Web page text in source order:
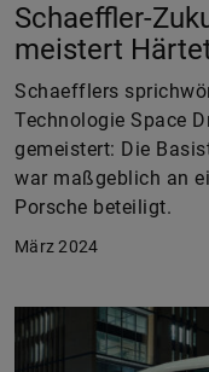
Schaeffler-
meistert
Schaefflers
Technologie Space
gemeistert: Die
war maßgeblich an
Porsche beteiligt.
März 2024